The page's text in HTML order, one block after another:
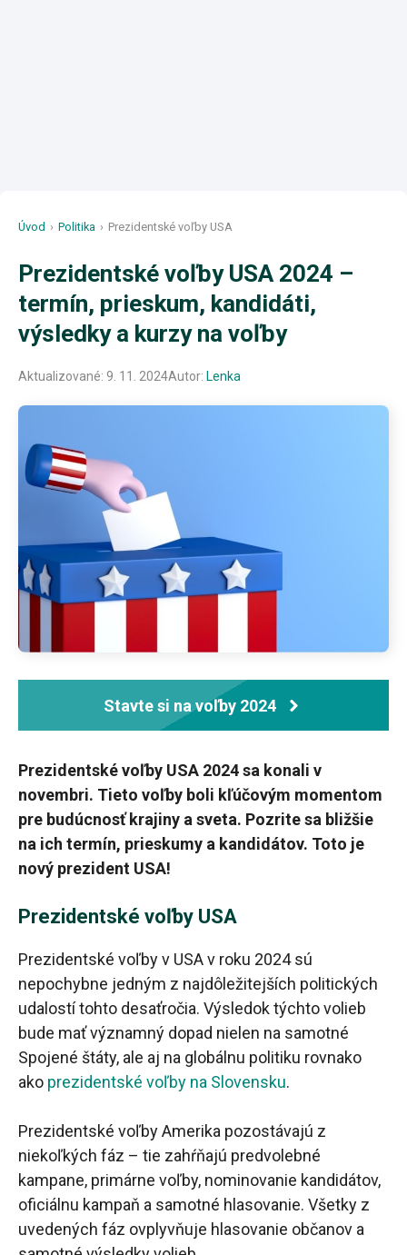
Úvod › Politika › Prezidentské voľby USA
Prezidentské voľby USA 2024 –
termín, prieskum, kandidáti,
výsledky a kurzy na voľby
Aktualizované: 9. 11. 2024Autor: Lenka
Stavte si na voľby 2024
Prezidentské voľby USA 2024 sa konali v
novembri. Tieto voľby boli kľúčovým momentom
pre budúcnosť krajiny a sveta. Pozrite sa bližšie
na ich termín, prieskumy a kandidátov. Toto je
nový prezident USA!
Prezidentské voľby USA
Prezidentské voľby v USA v roku 2024 sú
nepochybne jedným z najdôležitejších politických
udalostí tohto desaťročia. Výsledok týchto volieb
bude mať významný dopad nielen na samotné
Spojené štáty, ale aj na globálnu politiku rovnako
ako prezidentské voľby na Slovensku.
Prezidentské voľby Amerika pozostávajú z
niekoľkých fáz – tie zahŕňajú predvolebné
kampane, primárne voľby, nominovanie kandidátov,
oficiálnu kampaň a samotné hlasovanie. Všetky z
uvedených fáz ovplyvňuje hlasovanie občanov a